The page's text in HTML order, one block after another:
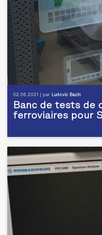
02.06.2021 | par Ludovic Bazin
Banc de tests de
ferroviaires pour